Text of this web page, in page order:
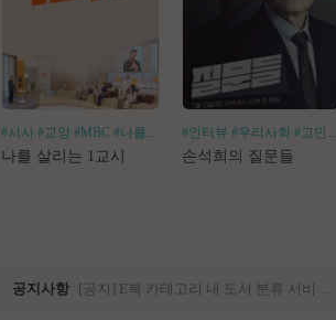
#시사 #교양 #MBC #나를살리는
나를 살리는 1교시
#인터뷰 #우리사회 #고민거리
손석희의 질문들
공지사항
[공지] 사이트 내 장기